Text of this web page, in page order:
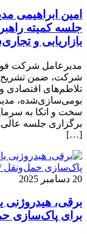
امین ابراهیمی
جلسه کمیته
بازاریابی و
مدیرعامل شرکت
شرکت، ضمن تشریح
تلاطم‌های اقتصادی
بومی‌سازی‌شده،
سخت و اتکا به
برگزاری جلسه
[…]
20 دسامبر 2025
برقی،
برای پاک‌سازی